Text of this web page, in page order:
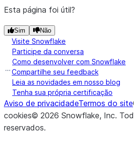
Esta página foi útil?
Sim Não
Visite Snowflake
Participe da conversa
Como desenvolver com Snowflake
Compartilhe seu feedback
Leia as novidades em nosso blog
Tenha sua própria certificação
Aviso de privacidadeTermos do site
cookies© 2026 Snowflake, Inc.
reservados.